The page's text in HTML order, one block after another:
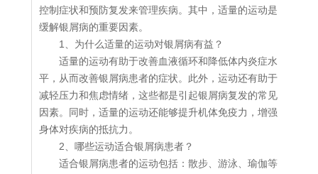
控制症状和预防复发来管理疾病。其中，适量的运动是
缓解银屑病的重要因素。
1、为什么适量的运动对银屑病有益？
适量的运动有助于改善血液循环和降低体内炎症水
平，从而改善银屑病患者的症状。此外，运动还有助于
减轻压力和焦虑情绪，这些都是引起银屑病复发的常见
因素。同时，适量的运动还能够提升机体免疫力，增强
身体对疾病的抵抗力。
2、哪些运动适合银屑病患者？
适合银屑病患者的运动包括：散步、游泳、瑜伽等